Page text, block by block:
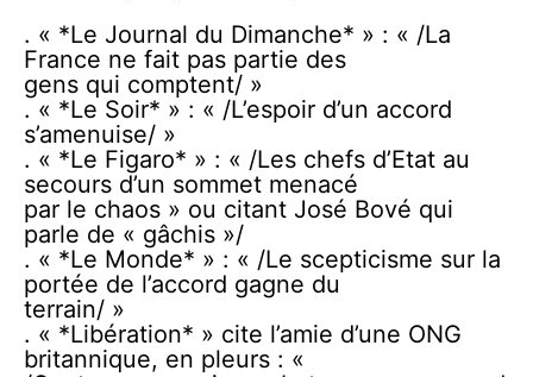
. « *Le Journal du Dimanche* » : « /La
France ne fait pas partie des
gens qui comptent/ »
. « *Le Soir* » : « /L’espoir d’un accord
s’amenuise/ »
. « *Le Figaro* » : « /Les chefs d’Etat au
secours d’un sommet menacé
par le chaos » ou citant José Bové qui
parle de « gâchis »/
. « *Le Monde* » : « /Le scepticisme sur la
portée de l’accord gagne du
terrain/ »
. « *Libération* » cite l’amie d’une ONG
britannique, en pleurs : «